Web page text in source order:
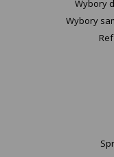
Wybory
Wybory